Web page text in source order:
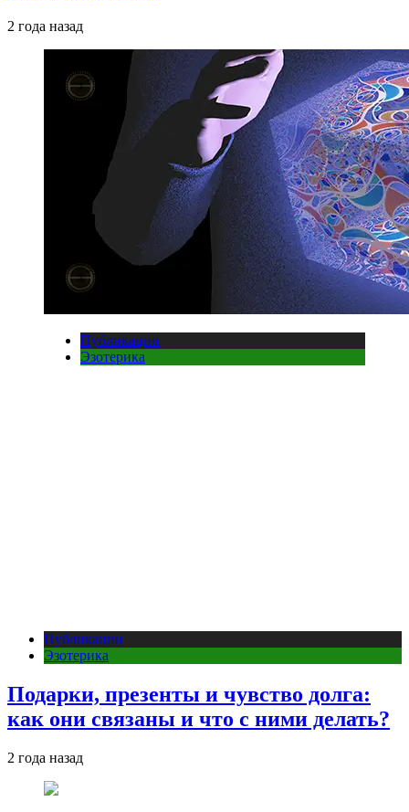
2 года назад
Публикации
Эзотерика
Публикации
Эзотерика
Подарки, презенты и чувство долга:
как они связаны и что с ними делать?
2 года назад